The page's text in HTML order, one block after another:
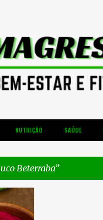
NUTRIÇÃO SAÚDE
Beterraba
+8